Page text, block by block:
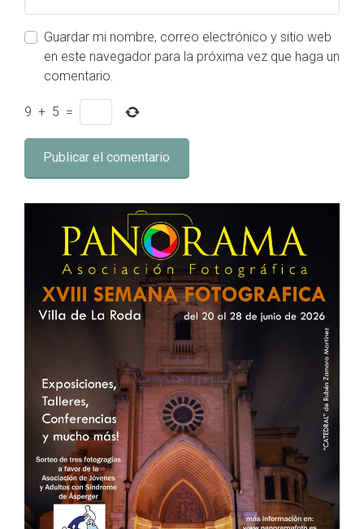
Guardar mi nombre, correo electrónico y sitio web
en este navegador para la próxima vez que haga un
comentario.
9 + 5 =